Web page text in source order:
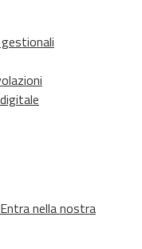
Entra nella nostra